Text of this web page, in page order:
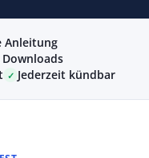
Anleitung
✓ Jederzeit kündbar